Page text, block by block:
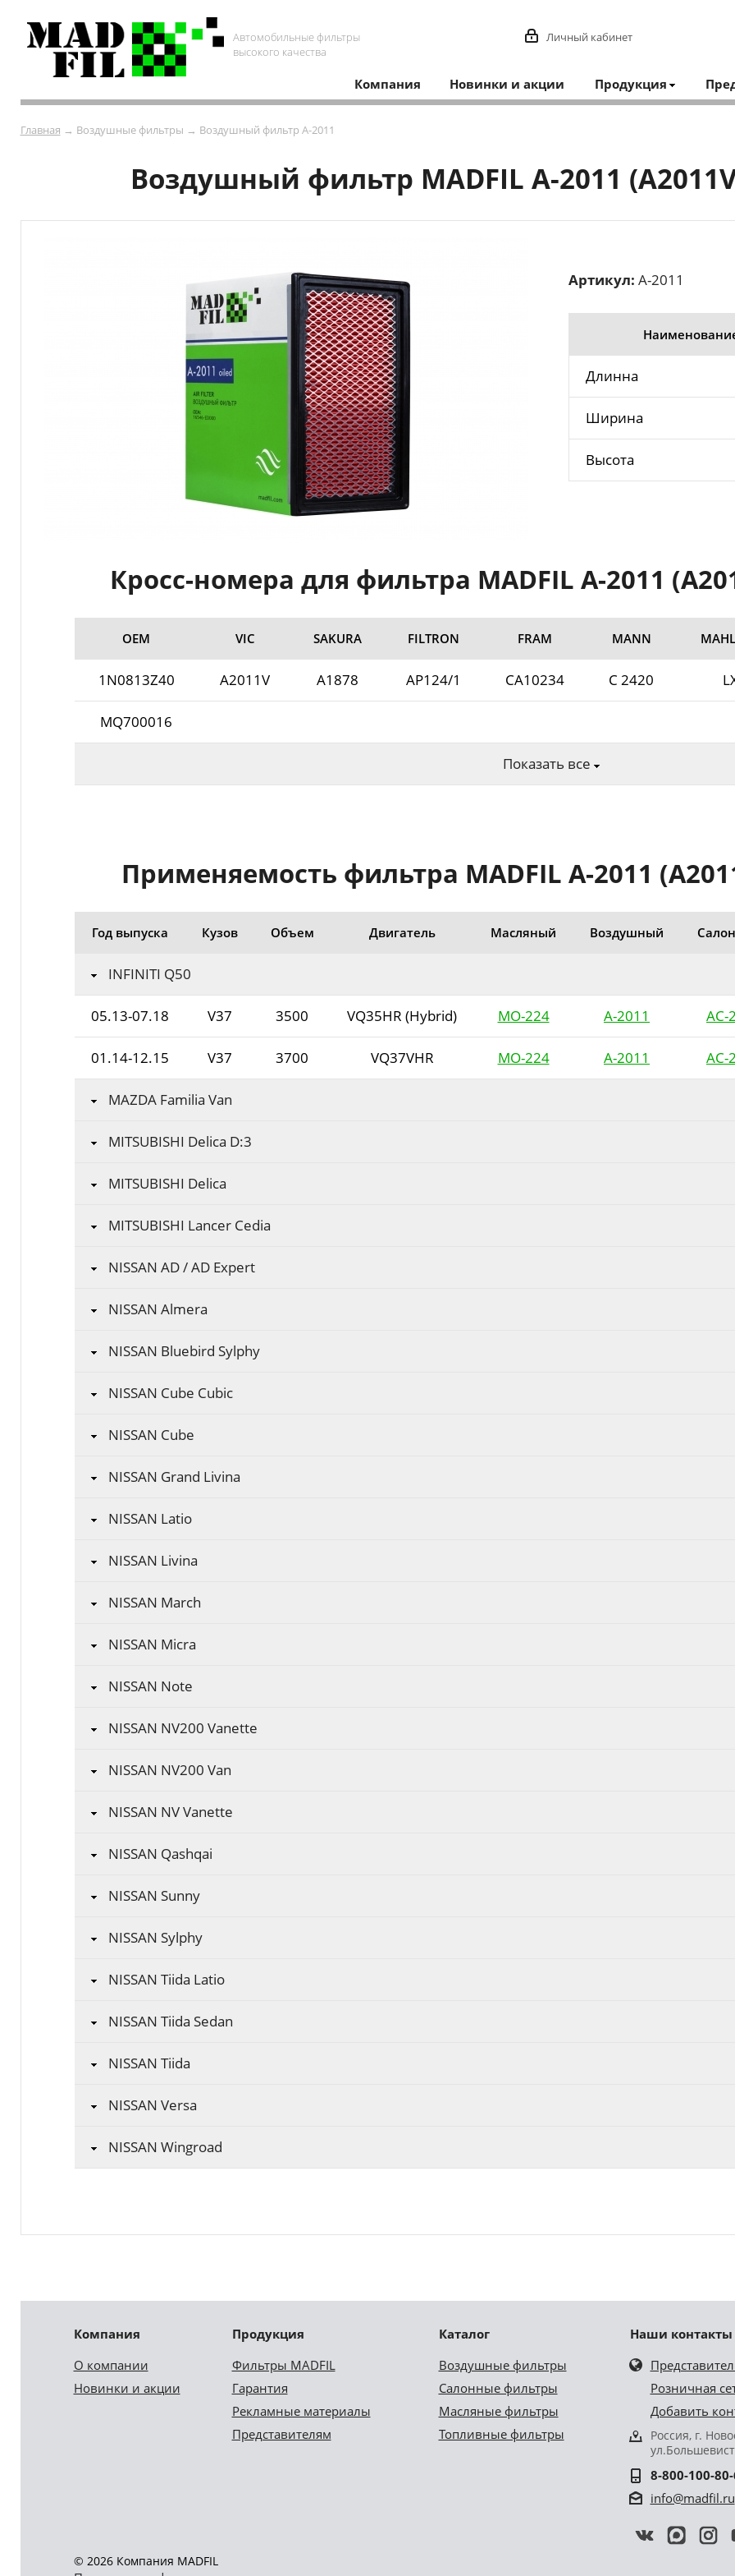
Автомобильные фильтры
высокого качества
Личный кабинет
Компания Новинки и акции Продукция
Главная → Воздушные фильтры → Воздушный фильтр A-2011
Воздушный фильтр MADFIL A-2011
Артикул: A-2011
Длинна
Ширина
Высота
Кросс-номера для фильтра MADFIL A-2011
ОЕМ VIC SAKURA FILTRON FRAM MANN
1N0813Z40 A2011V A1878 AP124/1 CA10234 C 2420
MQ700016
Показать все
Применяемость фильтра MADFIL A-2011
Год выпуска Кузов Объем Двигатель Масляный Воздушный
INFINITI Q50
05.13-07.18 V37 3500 VQ35HR (Hybrid) MO-224 A-2011 AC-
01.14-12.15 V37 3700 VQ37VHR MO-224 A-2011 AC-
MAZDA Familia Van
MITSUBISHI Delica D:3
MITSUBISHI Delica
MITSUBISHI Lancer Cedia
NISSAN AD / AD Expert
NISSAN Almera
NISSAN Bluebird Sylphy
NISSAN Cube Cubic
NISSAN Cube
NISSAN Grand Livina
NISSAN Latio
NISSAN Livina
NISSAN March
NISSAN Micra
NISSAN Note
NISSAN NV200 Vanette
NISSAN NV200 Van
NISSAN NV Vanette
NISSAN Qashqai
NISSAN Sunny
NISSAN Sylphy
NISSAN Tiida Latio
NISSAN Tiida Sedan
NISSAN Tiida
NISSAN Versa
NISSAN Wingroad
Компания
О компании
Новинки и акции
Продукция
Фильтры MADFIL
Гарантия
Рекламные материалы
Представителям
Каталог
Воздушные фильтры
Салонные фильтры
Масляные фильтры
Топливные фильтры
Наши контакты
Розничная
Добавить
Россия, г.
8-800-100-
info@madfil.ru
© 2026 Компания MADFIL